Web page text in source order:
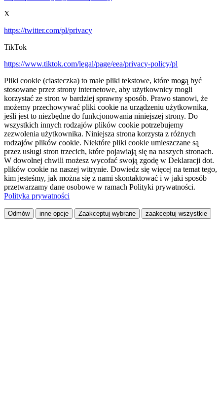
X
https://twitter.com/pl/privacy
TikTok
https://www.tiktok.com/legal/page/eea/privacy-policy/pl
Pliki cookie (ciasteczka) to małe pliki tekstowe, które mogą być
stosowane przez strony internetowe, aby użytkownicy mogli
korzystać ze stron w bardziej sprawny sposób. Prawo stanowi, że
możemy przechowywać pliki cookie na urządzeniu użytkownika,
jeśli jest to niezbędne do funkcjonowania niniejszej strony. Do
wszystkich innych rodzajów plików cookie potrzebujemy
zezwolenia użytkownika. Niniejsza strona korzysta z różnych
rodzajów plików cookie. Niektóre pliki cookie umieszczane są
przez usługi stron trzecich, które pojawiają się na naszych stronach.
W dowolnej chwili możesz wycofać swoją zgodę w Deklaracji dot.
plików cookie na naszej witrynie. Dowiedz się więcej na temat tego,
kim jesteśmy, jak można się z nami skontaktować i w jaki sposób
przetwarzamy dane osobowe w ramach Polityki prywatności.
Polityka prywatności
Odmów inne opcje Zaakceptuj wybrane zaakceptuj wszystkie